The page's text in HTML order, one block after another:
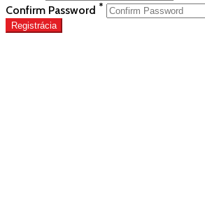
Confirm Password *
Registrácia